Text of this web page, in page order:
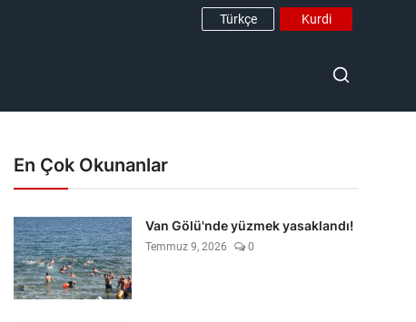
Türkçe Kurdi
En Çok Okunanlar
Van Gölü'nde yüzmek yasaklandı!
Temmuz 9, 2026 0